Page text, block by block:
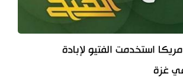
استخدمت الفتيو لإبادة
غزة